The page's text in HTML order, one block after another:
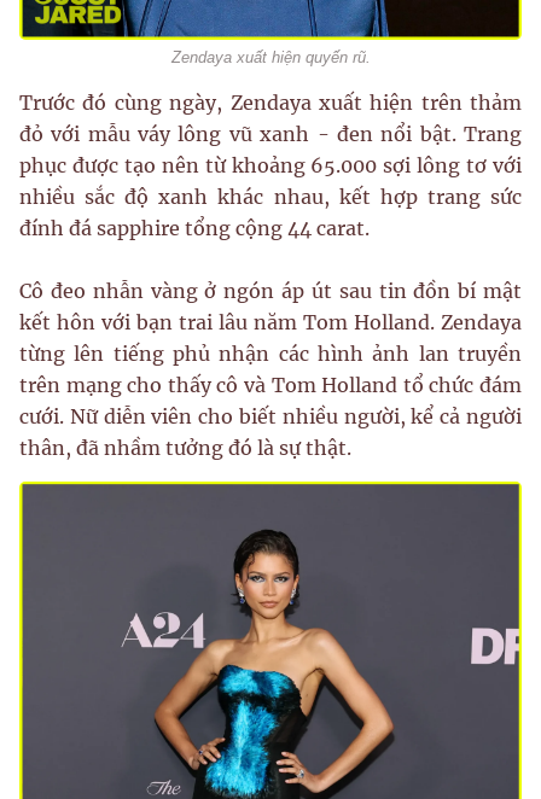
Zendaya xuất hiện quyến rũ.
Trước đó cùng ngày, Zendaya xuất hiện trên thảm
đỏ với mẫu váy lông vũ xanh - đen nổi bật. Trang
phục được tạo nên từ khoảng 65.000 sợi lông tơ với
nhiều sắc độ xanh khác nhau, kết hợp trang sức
đính đá sapphire tổng cộng 44 carat.
Cô đeo nhẫn vàng ở ngón áp út sau tin đồn bí mật
kết hôn với bạn trai lâu năm Tom Holland. Zendaya
từng lên tiếng phủ nhận các hình ảnh lan truyền
trên mạng cho thấy cô và Tom Holland tổ chức đám
cưới. Nữ diễn viên cho biết nhiều người, kể cả người
thân, đã nhầm tưởng đó là sự thật.